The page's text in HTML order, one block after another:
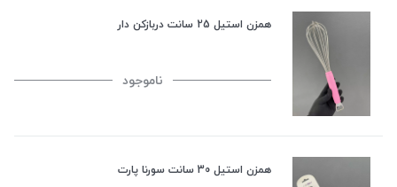
همزن استیل 25 سانت دربازکن دار
ناموجود
همزن استیل 30 سانت سورنا پارت